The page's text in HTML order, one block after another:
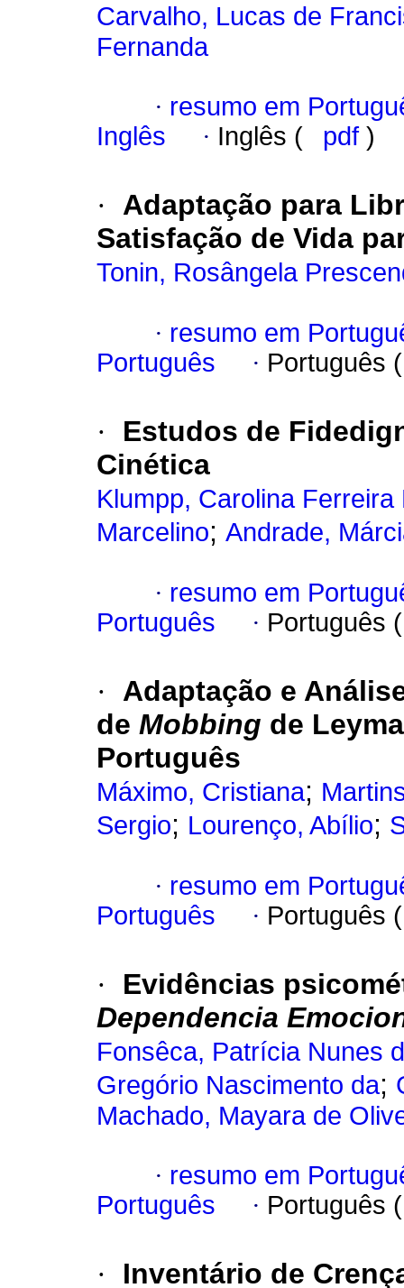
Carvalho, Lucas de
Fernanda
· resumo em
Inglês
· Inglês ( pdf )
·
Adaptação para
Satisfação de Vida
Tonin, Rosângela
· resumo em
Português
· Português
·
Estudos de
Cinética
Klumpp, Carolina Ferreira
Marcelino; Andrade,
· resumo em
Português
· Português
·
Adaptação e
de Mobbing de
Português
Máximo, Cristiana;
Sergio; Lourenço, Abílio;
· resumo em
Português
· Português
·
Evidências
Dependencia
Fonsêca, Patrícia Nunes
Gregório Nascimento da;
Machado, Mayara de
· resumo em
Português
· Português
· Inventário de